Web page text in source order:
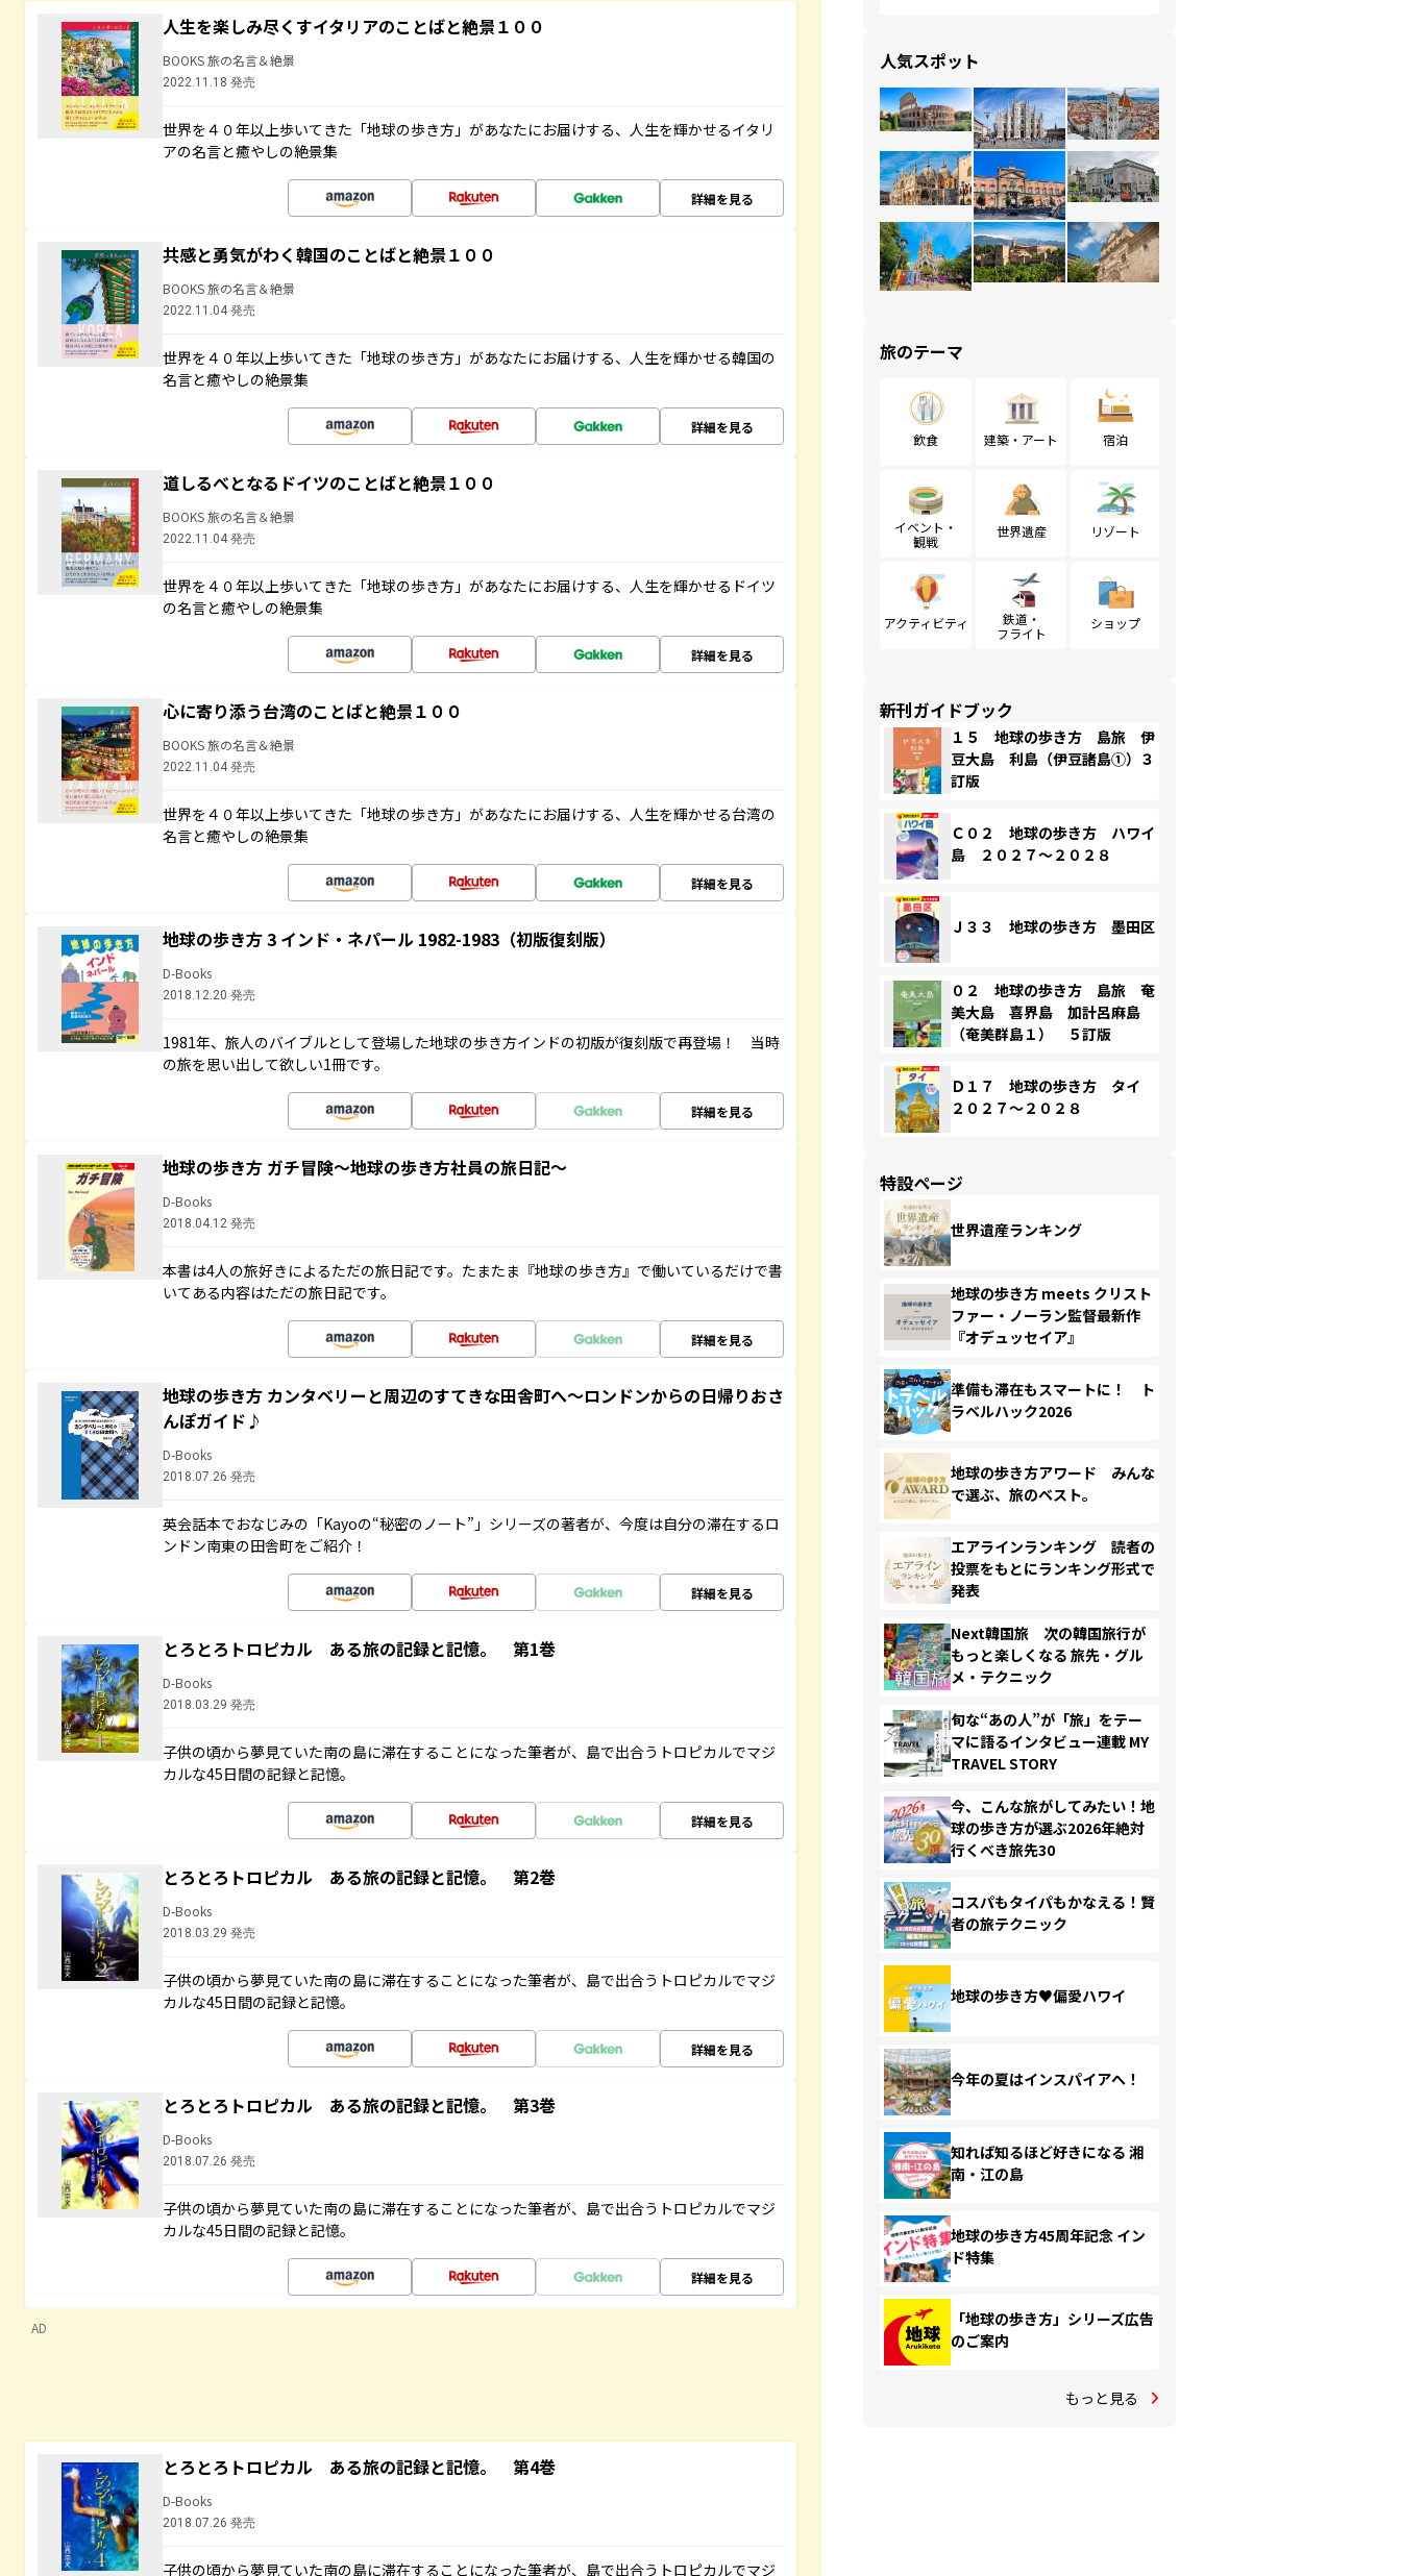
人生を楽しみ尽くすイタリアのことばと絶景１００
BOOKS 旅の名言＆絶景
2022.11.18 発売
世界を４０年以上歩いてきた「地球の歩き方」があなたにお届けする、人生を輝かせるイタリ
アの名言と癒やしの絶景集
詳細を見る
共感と勇気がわく韓国のことばと絶景１００
BOOKS 旅の名言＆絶景
2022.11.04 発売
世界を４０年以上歩いてきた「地球の歩き方」があなたにお届けする、人生を輝かせる韓国の
名言と癒やしの絶景集
詳細を見る
道しるべとなるドイツのことばと絶景１００
BOOKS 旅の名言＆絶景
2022.11.04 発売
世界を４０年以上歩いてきた「地球の歩き方」があなたにお届けする、人生を輝かせるドイツ
の名言と癒やしの絶景集
詳細を見る
心に寄り添う台湾のことばと絶景１００
BOOKS 旅の名言＆絶景
2022.11.04 発売
世界を４０年以上歩いてきた「地球の歩き方」があなたにお届けする、人生を輝かせる台湾の
名言と癒やしの絶景集
詳細を見る
地球の歩き方 3 インド・ネパール 1982-1983（初版復刻版）
D-Books
2018.12.20 発売
1981年、旅人のバイブルとして登場した地球の歩き方インドの初版が復刻版で再登場！ 当時
の旅を思い出して欲しい1冊です。
詳細を見る
地球の歩き方 ガチ冒険～地球の歩き方社員の旅日記～
D-Books
2018.04.12 発売
本書は4人の旅好きによるただの旅日記です。たまたま『地球の歩き方』で働いているだけで書
いてある内容はただの旅日記です。
詳細を見る
地球の歩き方 カンタベリーと周辺のすてきな田舎町へ～ロンドンからの日帰りおさ
んぽガイド♪
D-Books
2018.07.26 発売
英会話本でおなじみの「Kayoの“秘密のノート”」シリーズの著者が、今度は自分の滞在するロ
ンドン南東の田舎町をご紹介！
詳細を見る
とろとろトロピカル ある旅の記録と記憶。 第1巻
D-Books
2018.03.29 発売
子供の頃から夢見ていた南の島に滞在することになった筆者が、島で出合うトロピカルでマジ
カルな45日間の記録と記憶。
詳細を見る
とろとろトロピカル ある旅の記録と記憶。 第2巻
D-Books
2018.03.29 発売
子供の頃から夢見ていた南の島に滞在することになった筆者が、島で出合うトロピカルでマジ
カルな45日間の記録と記憶。
詳細を見る
とろとろトロピカル ある旅の記録と記憶。 第3巻
D-Books
2018.07.26 発売
子供の頃から夢見ていた南の島に滞在することになった筆者が、島で出合うトロピカルでマジ
カルな45日間の記録と記憶。
詳細を見る
AD
とろとろトロピカル ある旅の記録と記憶。 第4巻
D-Books
2018.07.26 発売
子供の頃から夢見ていた南の島に滞在することになった筆者が、島で出合うトロピカルでマジ
人気スポット
旅のテーマ
飲食 建築・アート 宿泊
イベント・
観戦
世界遺産 リゾート
アクティビティ
鉄道・
フライト
ショップ
新刊ガイドブック
１５ 地球の歩き方 島旅 伊
豆大島 利島（伊豆諸島①）３
訂版
Ｃ０２ 地球の歩き方 ハワイ
島 ２０２７～２０２８
Ｊ３３ 地球の歩き方 墨田区
０２ 地球の歩き方 島旅 奄
美大島 喜界島 加計呂麻島
（奄美群島１） ５訂版
Ｄ１７ 地球の歩き方 タイ
２０２７～２０２８
特設ページ
世界遺産ランキング
地球の歩き方 meets クリスト
ファー・ノーラン監督最新作
『オデュッセイア』
準備も滞在もスマートに！ ト
ラベルハック2026
地球の歩き方アワード みんな
で選ぶ、旅のベスト。
エアラインランキング 読者の
投票をもとにランキング形式で
発表
Next韓国旅 次の韓国旅行が
もっと楽しくなる 旅先・グル
メ・テクニック
旬な“あの人”が「旅」をテー
マに語るインタビュー連載 MY
TRAVEL STORY
今、こんな旅がしてみたい！地
球の歩き方が選ぶ2026年絶対
行くべき旅先30
コスパもタイパもかなえる！賢
者の旅テクニック
地球の歩き方♥偏愛ハワイ
今年の夏はインスパイアへ！
知れば知るほど好きになる 湘
南・江の島
地球の歩き方45周年記念 イン
ド特集
「地球の歩き方」シリーズ広告
のご案内
もっと見る